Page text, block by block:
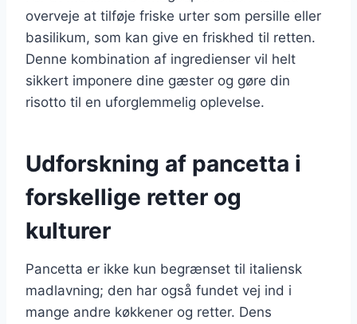
overveje at tilføje friske urter som persille eller
basilikum, som kan give en friskhed til retten.
Denne kombination af ingredienser vil helt
sikkert imponere dine gæster og gøre din
risotto til en uforglemmelig oplevelse.
Udforskning af pancetta i
forskellige retter og
kulturer
Pancetta er ikke kun begrænset til italiensk
madlavning; den har også fundet vej ind i
mange andre køkkener og retter. Dens